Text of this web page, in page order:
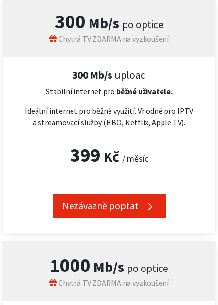
300 Mb/s po optice
Chytrá TV ZDARMA na vyzkoušení
300 Mb/s upload
Stabilní internet pro běžné uživatele.
Ideální internet pro běžné využití. Vhodné pro IPTV
a streamovací služby (HBO, Netflix, Apple TV).
399 Kč / měsíc
Nezávazně poptat
1000 Mb/s po optice
Chytrá TV ZDARMA na vyzkoušení